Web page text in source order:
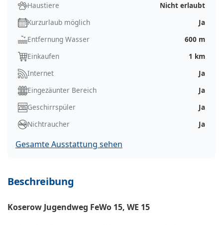
Haustiere
Nicht erlaubt
Kurzurlaub möglich
Ja
Entfernung Wasser
600 m
Einkaufen
1 km
Internet
Ja
Eingezäunter Bereich
Ja
Geschirrspüler
Ja
Nichtraucher
Ja
Gesamte Ausstattung sehen
Beschreibung
Koserow Jugendweg FeWo 15, WE 15